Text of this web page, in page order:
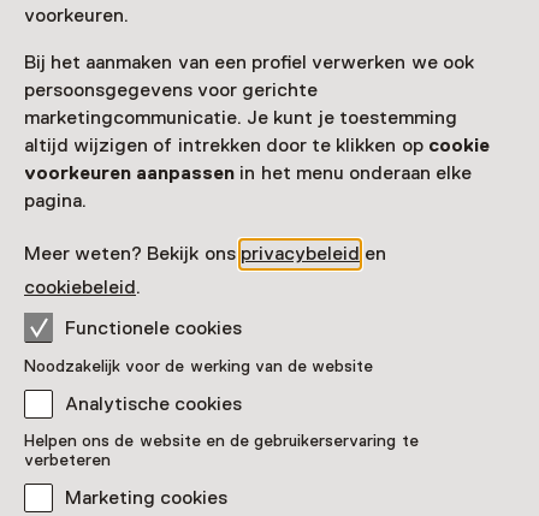
voorkeuren.
Bij het aanmaken van een profiel verwerken we ook
persoonsgegevens voor gerichte
marketingcommunicatie. Je kunt je toestemming
altijd wijzigen of intrekken door te klikken op cookie
voorkeuren aanpassen in het menu onderaan elke
pagina.
Meer weten? Bekijk ons privacybeleid en
cookiebeleid.
Functionele cookies
Noodzakelijk voor de werking van de website
Analytische cookies
Helpen ons de website en de gebruikerservaring te
verbeteren
Marketing cookies
Nog geen Museumkaart?
Museumkaart of ticket kopen
Parkeergelegenheid voor auto's
Museumwinkel
Meer informatie op de museumsite
Nog meer ontdekken